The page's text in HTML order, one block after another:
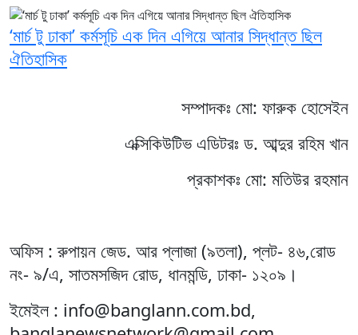
‘মার্চ টু ঢাকা’ কর্মসূচি এক দিন এগিয়ে আনার সিদ্ধান্ত ছিল
ঐতিহাসিক
সম্পাদকঃ মো: ফারুক হোসেইন
এক্সিকিউটিভ এডিটরঃ ড. আব্দুর রহিম খান
প্রকাশকঃ মো: মতিউর রহমান
অফিস : রুপায়ন জেড. আর প্লাজা (৯তলা), প্লট- ৪৬,রোড
নং- ৯/এ, সাতমসজিদ রোড, ধানমন্ডি, ঢাকা- ১২০৯।
ইমেইল : info@banglann.com.bd,